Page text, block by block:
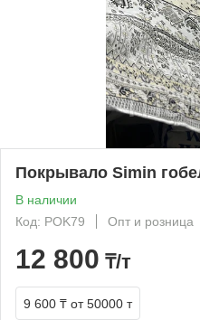
Покрывало Simin
В наличии
Код: POK79
Опт и розница
12 800 ₸/т
9 600 ₸ от 50000 т